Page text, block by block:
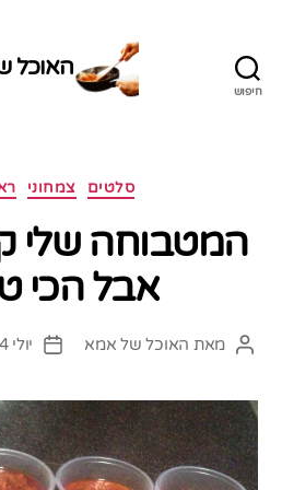
חיפוש
האוכל
סלטים צמחוני
המטבוחה שלי
אבל הכי
המחבר
מאת האוכל של אמא
תאריך
יולי 14, 2025